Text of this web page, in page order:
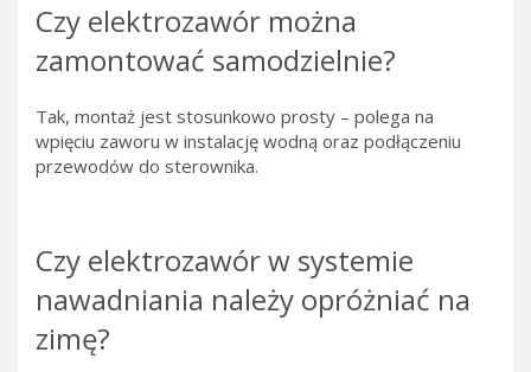
Czy elektrozawór można
zamontować samodzielnie?
Tak, montaż jest stosunkowo prosty – polega na
wpięciu zaworu w instalację wodną oraz podłączeniu
przewodów do sterownika.
Czy elektrozawór w systemie
nawadniania należy opróżniać na
zimę?